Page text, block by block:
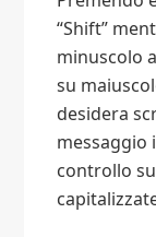
“Shift”
minuscolo
su
desidera
messaggio
controllo